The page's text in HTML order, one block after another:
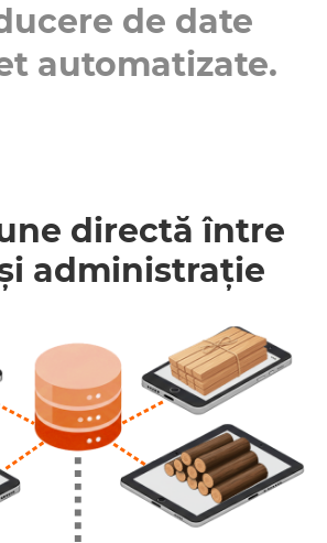
de date
automatizate.
directă între
administrație